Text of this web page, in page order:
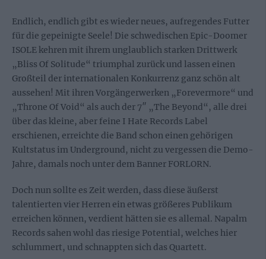
Endlich, endlich gibt es wieder neues, aufregendes Futter
für die gepeinigte Seele! Die schwedischen Epic-Doomer
ISOLE kehren mit ihrem unglaublich starken Drittwerk
„Bliss Of Solitude“ triumphal zurück und lassen einen
Großteil der internationalen Konkurrenz ganz schön alt
aussehen! Mit ihren Vorgängerwerken „Forevermore“ und
„Throne Of Void“ als auch der 7″ „The Beyond“, alle drei
über das kleine, aber feine I Hate Records Label
erschienen, erreichte die Band schon einen gehörigen
Kultstatus im Underground, nicht zu vergessen die Demo-
Jahre, damals noch unter dem Banner FORLORN.
Doch nun sollte es Zeit werden, dass diese äußerst
talentierten vier Herren ein etwas größeres Publikum
erreichen können, verdient hätten sie es allemal. Napalm
Records sahen wohl das riesige Potential, welches hier
schlummert, und schnappten sich das Quartett.